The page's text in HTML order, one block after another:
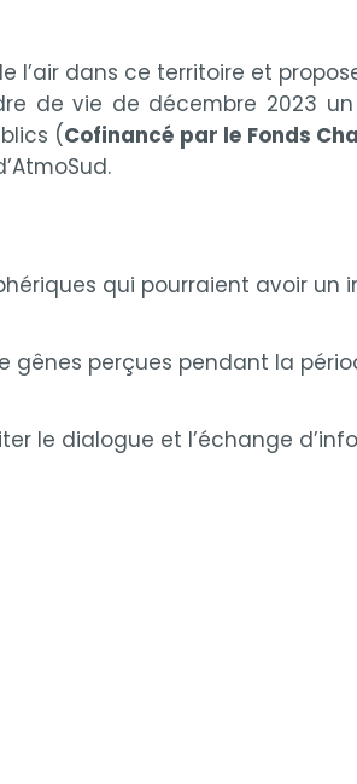
l’air dans ce territoire et
de vie de décembre 2023
(Cofinancé par le Fonds
qui pourraient avoir un
gênes perçues pendant la
le dialogue et l’échange